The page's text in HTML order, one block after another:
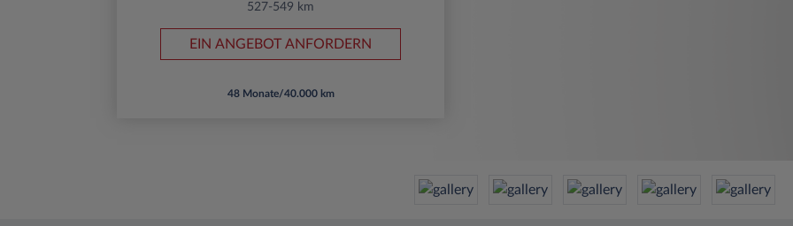
527-549 km
EIN ANGEBOT ANFORDERN
48 Monate/40.000 km